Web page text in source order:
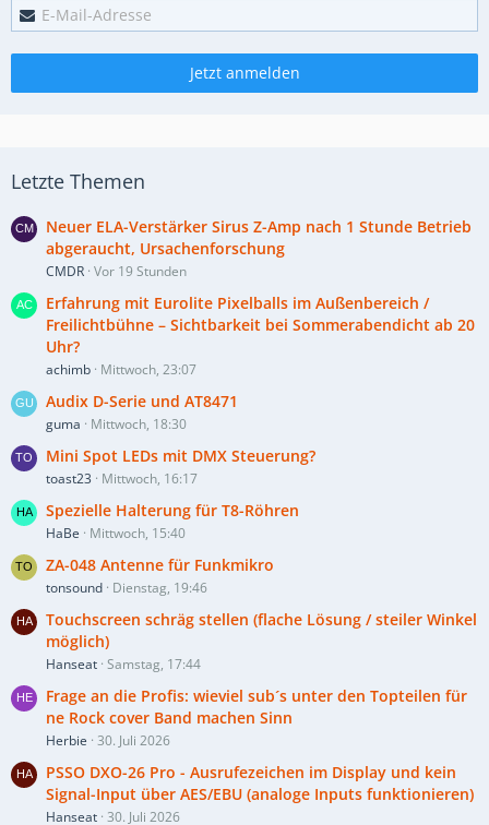
Jetzt anmelden
Letzte Themen
Neuer ELA-Verstärker Sirus Z-Amp nach 1 Stunde Betrieb
abgeraucht, Ursachenforschung
CMDR Vor 19 Stunden
Erfahrung mit Eurolite Pixelballs im Außenbereich /
Freilichtbühne – Sichtbarkeit bei Sommerabendicht ab 20
Uhr?
achimb Mittwoch, 23:07
Audix D-Serie und AT8471
guma Mittwoch, 18:30
Mini Spot LEDs mit DMX Steuerung?
toast23 Mittwoch, 16:17
Spezielle Halterung für T8-Röhren
HaBe Mittwoch, 15:40
ZA-048 Antenne für Funkmikro
tonsound Dienstag, 19:46
Touchscreen schräg stellen (flache Lösung / steiler Winkel
möglich)
Hanseat Samstag, 17:44
Frage an die Profis: wieviel sub´s unter den Topteilen für
ne Rock cover Band machen Sinn
Herbie 30. Juli 2026
PSSO DXO-26 Pro - Ausrufezeichen im Display und kein
Signal-Input über AES/EBU (analoge Inputs funktionieren)
Hanseat 30. Juli 2026